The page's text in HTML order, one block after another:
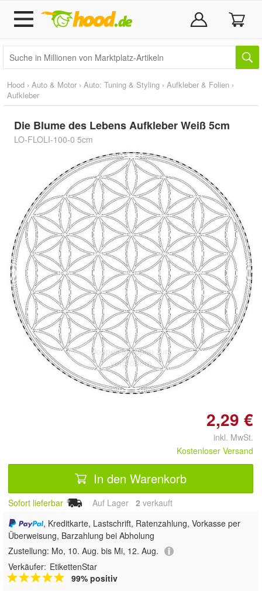
Hood › Auto & Motor › Auto: Tuning & Styling › Aufkleber & Folien ›
Aufkleber
Die Blume des Lebens Aufkleber Weiß 5cm
LO-FLOLI-100-0 5cm
Doppelt antippen zum
vergrößern
2,29 €
inkl. MwSt.
Kostenloser Versand
In den Warenkorb
Sofort lieferbar Auf Lager 2 verkauft
, Kreditkarte, Lastschrift, Ratenzahlung, Vorkasse per
Überweisung, Barzahlung bei Abholung
Zustellung: Mo, 10. Aug. bis Mi, 12. Aug.
Verkäufer: EtikettenStar
99% positiv